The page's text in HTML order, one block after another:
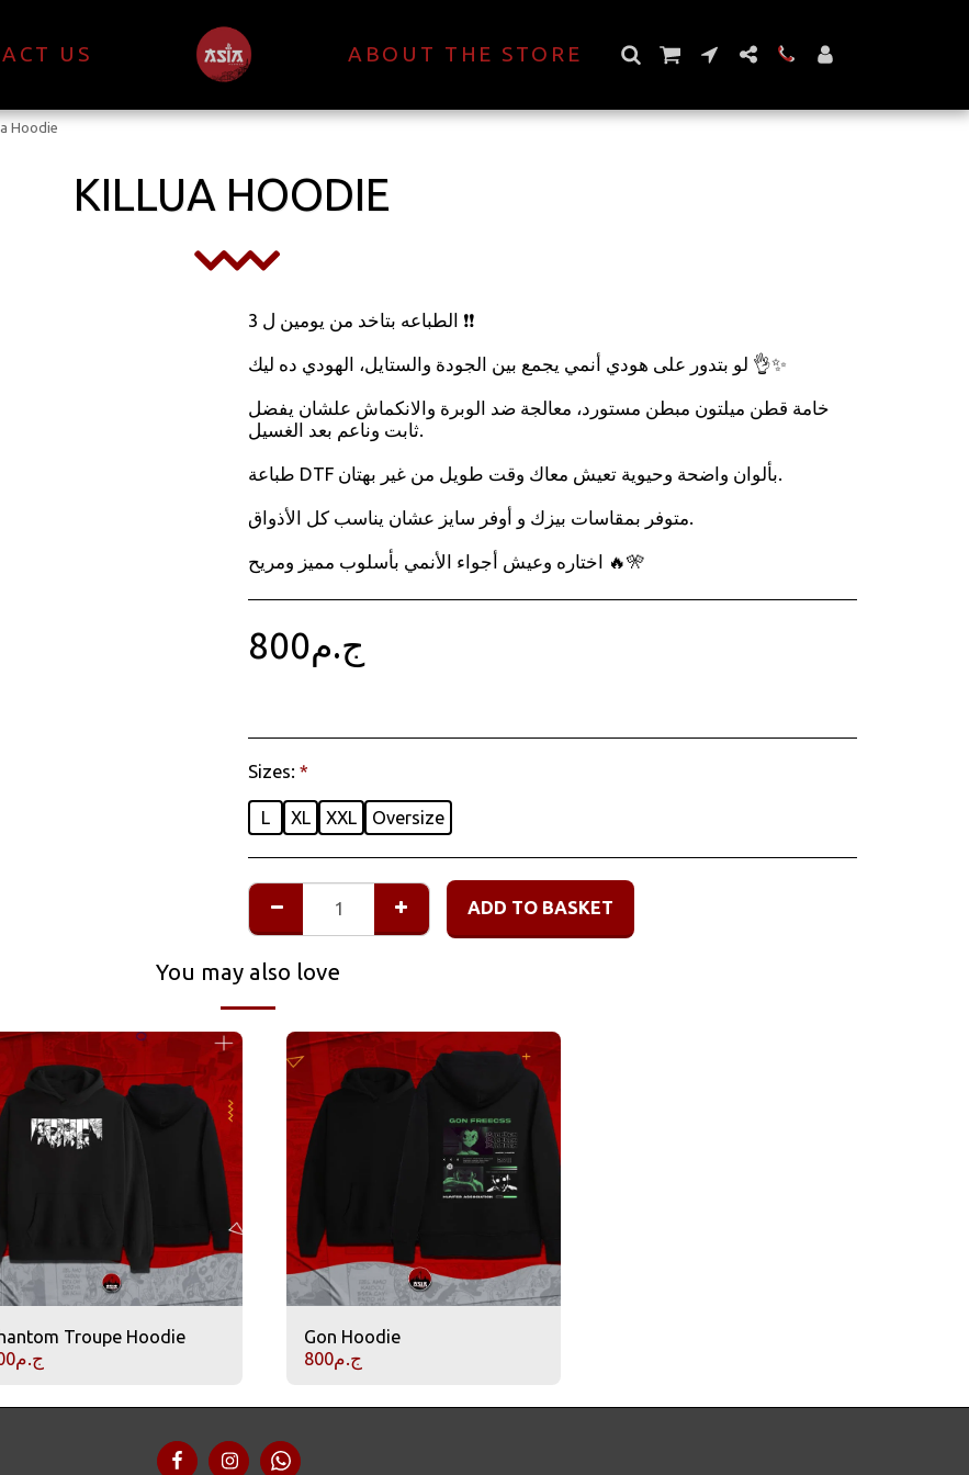
US ABOUT THE STORE
Hoodie
KILLUA HOODIE
الطباعه بتاخد من يومين ل 3 ❗❗
لو بتدور على هودي أنمي يجمع بين الجودة والستايل، الهودي ده ليك 👌✨
خامة قطن ميلتون مبطن مستورد، معالجة ضد الوبرة والانكماش علشان يفضل
ثابت وناعم بعد الغسيل.
طباعة DTF بألوان واضحة وحيوية تعيش معاك وقت طويل من غير بهتان.
متوفر بمقاسات بيزك و أوفر سايز عشان يناسب كل الأذواق.
اختاره وعيش أجواء الأنمي بأسلوب مميز ومريح 🔥🎌
ج.م800
Sizes: *
L XL XXL Oversize
ADD TO BASKET
You may also love
Troupe Hoodie
ج.م
Gon Hoodie
ج.م800